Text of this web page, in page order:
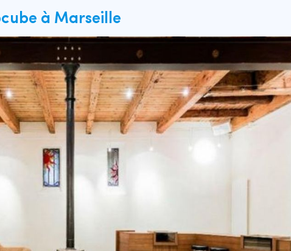
à Marseille